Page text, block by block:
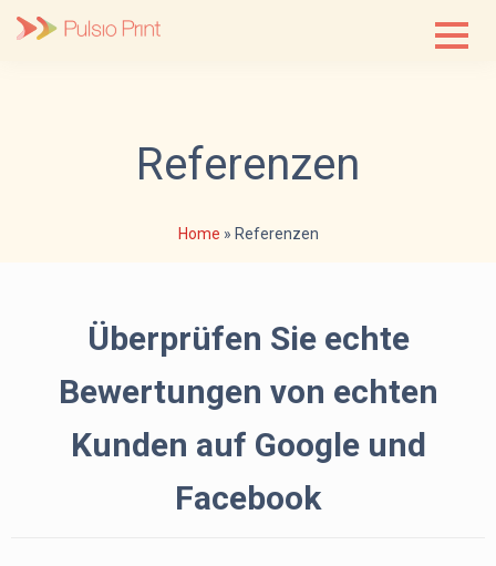
Referenzen
Home » Referenzen
Überprüfen Sie echte
Bewertungen von echten
Kunden auf Google und
Facebook